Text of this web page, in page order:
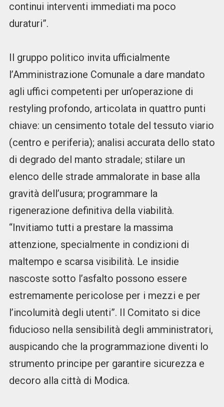
continui interventi immediati ma poco
duraturi”.
Il gruppo politico invita ufficialmente
l’Amministrazione Comunale a dare mandato
agli uffici competenti per un’operazione di
restyling profondo, articolata in quattro punti
chiave: un censimento totale del tessuto viario
(centro e periferia); analisi accurata dello stato
di degrado del manto stradale; stilare un
elenco delle strade ammalorate in base alla
gravità dell’usura; programmare la
rigenerazione definitiva della viabilità.
“Invitiamo tutti a prestare la massima
attenzione, specialmente in condizioni di
maltempo e scarsa visibilità. Le insidie
nascoste sotto l’asfalto possono essere
estremamente pericolose per i mezzi e per
l’incolumità degli utenti”. Il Comitato si dice
fiducioso nella sensibilità degli amministratori,
auspicando che la programmazione diventi lo
strumento principe per garantire sicurezza e
decoro alla città di Modica.